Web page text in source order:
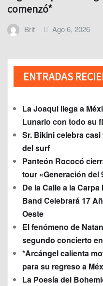
comenzó*
Brit Ago 6, 2026
ENTRADAS
La Joaqui llega a
Lunario con todo su
Sr. Bikini celebra
del surf
Panteón Rococó
tour «Generación del
De la Calle a la
Band Celebrará 17
Oeste
El fenómeno de
segundo concierto
*Arcángel calienta
para su regreso a
La Poesía del